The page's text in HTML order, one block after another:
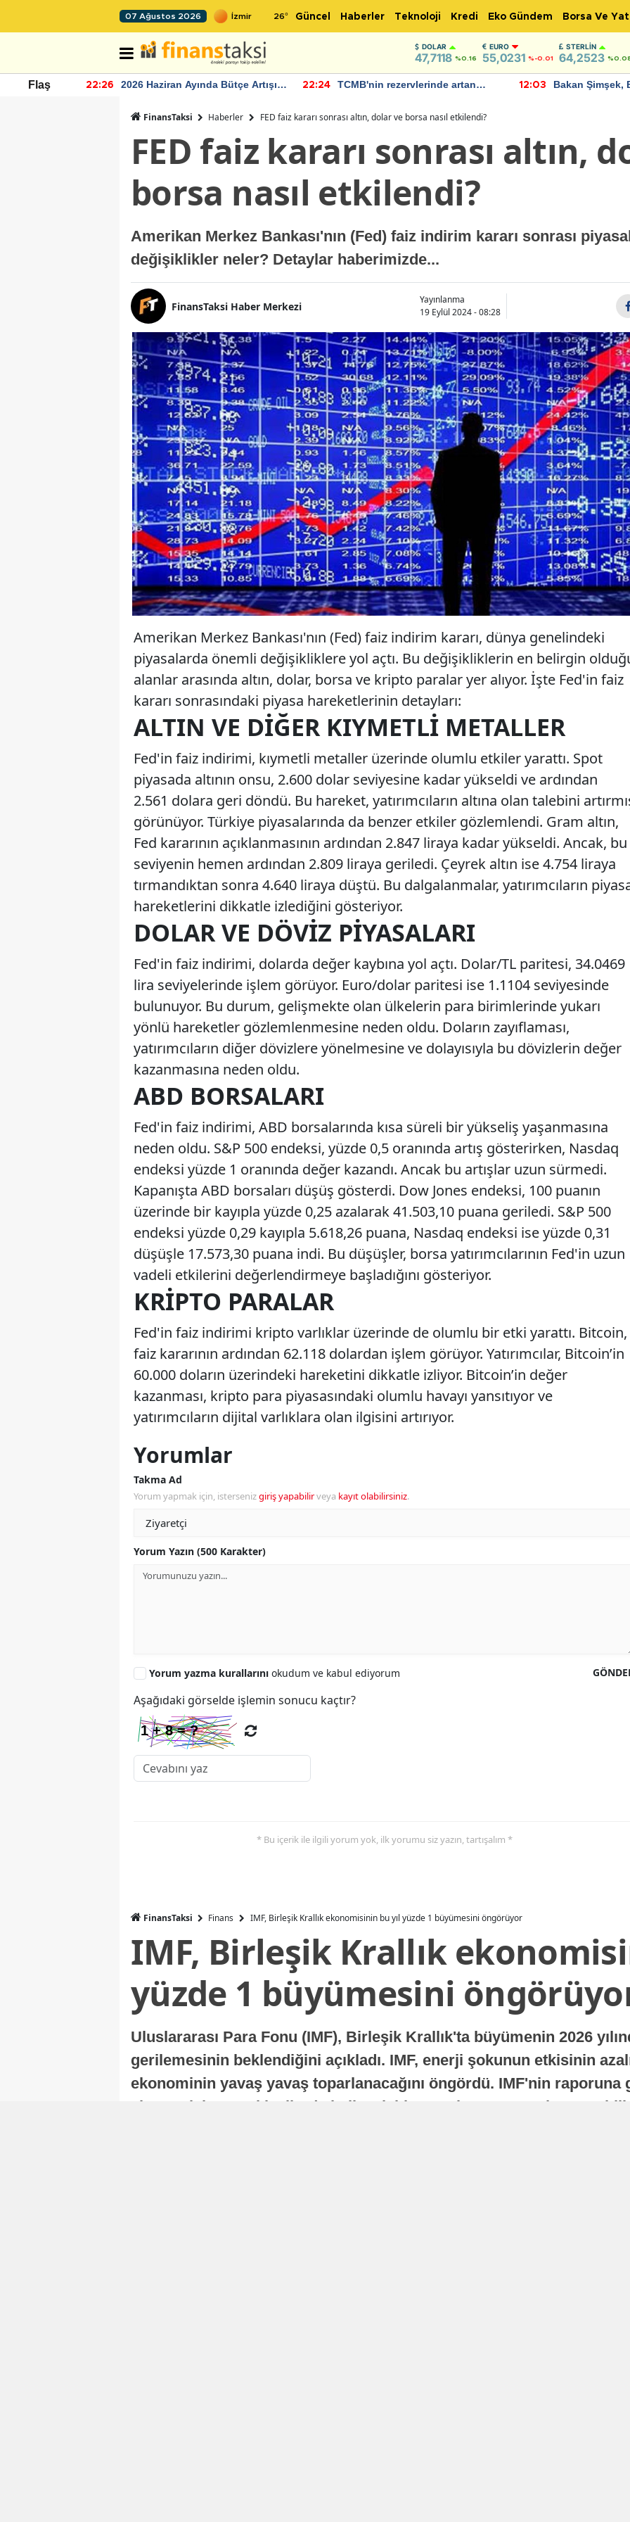
07 Ağustos 2026 26° Güncel Haberler Teknoloji Kredi Eko Gündem Borsa Ve
DOLAR
47,7118 %0.16
EURO
55,0231 %-0.01
STERLIN
64,2523
Flaş 22:26
2026 Haziran Ayında Bütçe Artışı
22:24
TCMB'nin rezervlerinde artan
12:03
Bakan Şimşek,
FinansTaksi Haberler FED faiz kararı sonrası altın, dolar ve borsa nasıl etkilendi?
FED faiz kararı sonrası altın,
borsa nasıl etkilendi?
Amerikan Merkez Bankası'nın (Fed) faiz indirim kararı sonrası
değişiklikler neler? Detaylar haberimizde...
FinansTaksi Haber Merkezi
Yayınlanma
19 Eylül 2024 - 08:28
Amerikan Merkez Bankası'nın (Fed) faiz indirim kararı, dünya genelindeki
piyasalarda önemli değişikliklere yol açtı. Bu değişikliklerin en belirgin
alanlar arasında altın, dolar, borsa ve kripto paralar yer alıyor. İşte Fed'in faiz
kararı sonrasındaki piyasa hareketlerinin detayları:
ALTIN VE DIĞER KIYMETLI METALLER
Fed'in faiz indirimi, kıymetli metaller üzerinde olumlu etkiler yarattı. Spot
piyasada altının onsu, 2.600 dolar seviyesine kadar yükseldi ve ardından
2.561 dolara geri döndü. Bu hareket, yatırımcıların altına olan talebini
görünüyor. Türkiye piyasalarında da benzer etkiler gözlemlendi. Gram altın,
Fed kararının açıklanmasının ardından 2.847 liraya kadar yükseldi. Ancak, bu
seviyenin hemen ardından 2.809 liraya geriledi. Çeyrek altın ise 4.754 liraya
tırmandıktan sonra 4.640 liraya düştü. Bu dalgalanmalar, yatırımcıların
hareketlerini dikkatle izlediğini gösteriyor.
DOLAR VE DÖVIZ PIYASALARI
Fed'in faiz indirimi, dolarda değer kaybına yol açtı. Dolar/TL paritesi, 34.0469
lira seviyelerinde işlem görüyor. Euro/dolar paritesi ise 1.1104 seviyesinde
bulunuyor. Bu durum, gelişmekte olan ülkelerin para birimlerinde yukarı
yönlü hareketler gözlemlenmesine neden oldu. Doların zayıflaması,
yatırımcıların diğer dövizlere yönelmesine ve dolayısıyla bu dövizlerin değer
kazanmasına neden oldu.
ABD BORSALARI
Fed'in faiz indirimi, ABD borsalarında kısa süreli bir yükseliş yaşanmasına
neden oldu. S&P 500 endeksi, yüzde 0,5 oranında artış gösterirken, Nasdaq
endeksi yüzde 1 oranında değer kazandı. Ancak bu artışlar uzun sürmedi.
Kapanışta ABD borsaları düşüş gösterdi. Dow Jones endeksi, 100 puanın
üzerinde bir kayıpla yüzde 0,25 azalarak 41.503,10 puana geriledi. S&P 500
endeksi yüzde 0,29 kayıpla 5.618,26 puana, Nasdaq endeksi ise yüzde 0,31
düşüşle 17.573,30 puana indi. Bu düşüşler, borsa yatırımcılarının Fed'in uzun
vadeli etkilerini değerlendirmeye başladığını gösteriyor.
KRIPTO PARALAR
Fed'in faiz indirimi kripto varlıklar üzerinde de olumlu bir etki yarattı. Bitcoin,
faiz kararının ardından 62.118 dolardan işlem görüyor. Yatırımcılar, Bitcoin’in
60.000 doların üzerindeki hareketini dikkatle izliyor. Bitcoin’in değer
kazanması, kripto para piyasasındaki olumlu havayı yansıtıyor ve
yatırımcıların dijital varlıklara olan ilgisini artırıyor.
Yorumlar
Takma Ad
Yorum yapmak için, istersenizgiriş yapabilirveya kayıt olabilirsiniz.
Yorum Yazın (500 Karakter)
Yorum yazma kurallarını okudum ve kabul ediyorum
Aşağıdaki görselde işlemin sonucu kaçtır?
* Bu içerik ile ilgili yorum yok, ilk yorumu siz yazın, tartışalım *
FinansTaksi Finans IMF, Birleşik Krallık ekonomisinin bu yıl yüzde 1 büyümesini öngörüyor
IMF, Birleşik Krallık
yüzde 1 büyümesini
Uluslararası Para Fonu (IMF), Birleşik Krallık'ta büyümenin 2026
gerilemesinin beklendiğini açıkladı. IMF, enerji şokunun etkisinin
ekonominin yavaş yavaş toparlanacağını öngördü. IMF'nin raporuna
ekonomisi, sonraki yıllarda istikrarlı bir toparlanma süreci